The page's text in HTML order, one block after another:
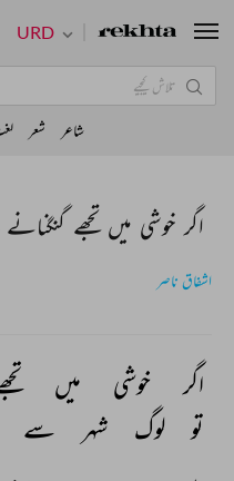
اگر خوشی میں تجھے گنگنانے
اشفاق ناصر
اگر خوشی میں
تو
لوگ شہر سے
URD
شاعر شعر